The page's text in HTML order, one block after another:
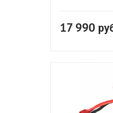
17 990